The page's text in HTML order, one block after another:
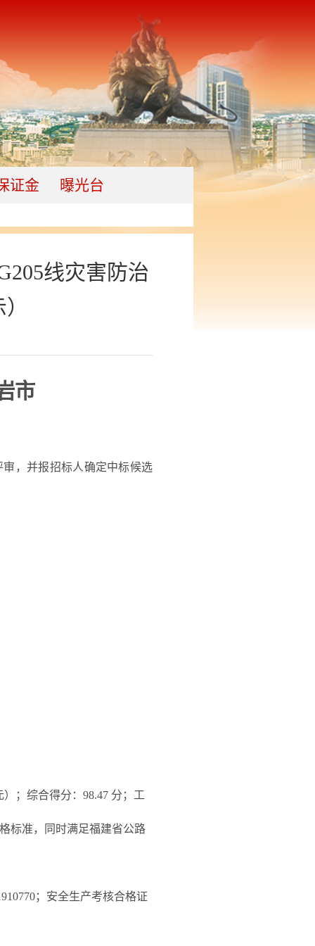
证金 曝光台
线灾害防治
市
，并报招标人确定中标候选
； 综合得分： 98.47 分；工
标准，同时满足福建省公路
；安全生产考核合格证